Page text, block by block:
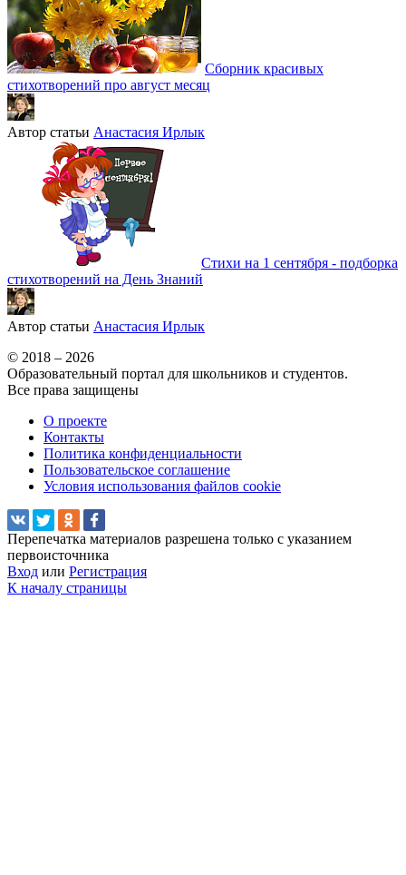
Сборник красивых
стихотворений про август месяц
Автор статьи Анастасия Ирлык
Стихи на 1 сентября - подборка
стихотворений на День Знаний
Автор статьи Анастасия Ирлык
© 2018 – 2026
Образовательный портал для школьников и студентов.
Все права защищены
О проекте
Контакты
Политика конфиденциальности
Пользовательское соглашение
Условия использования файлов cookie
Перепечатка материалов разрешена только с указанием
первоисточника
Вход или Регистрация
К началу страницы